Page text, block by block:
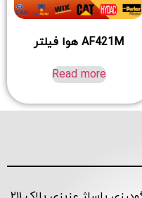
AF421M هوا فیلتر
Read more